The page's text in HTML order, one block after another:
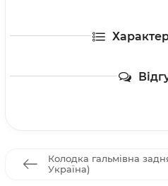
Колодка гальмівна
Україна)